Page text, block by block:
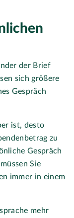
der Brief
sich größere
Gespräch
ist, desto
zu
Gespräch
Sie
immer in einem
mehr